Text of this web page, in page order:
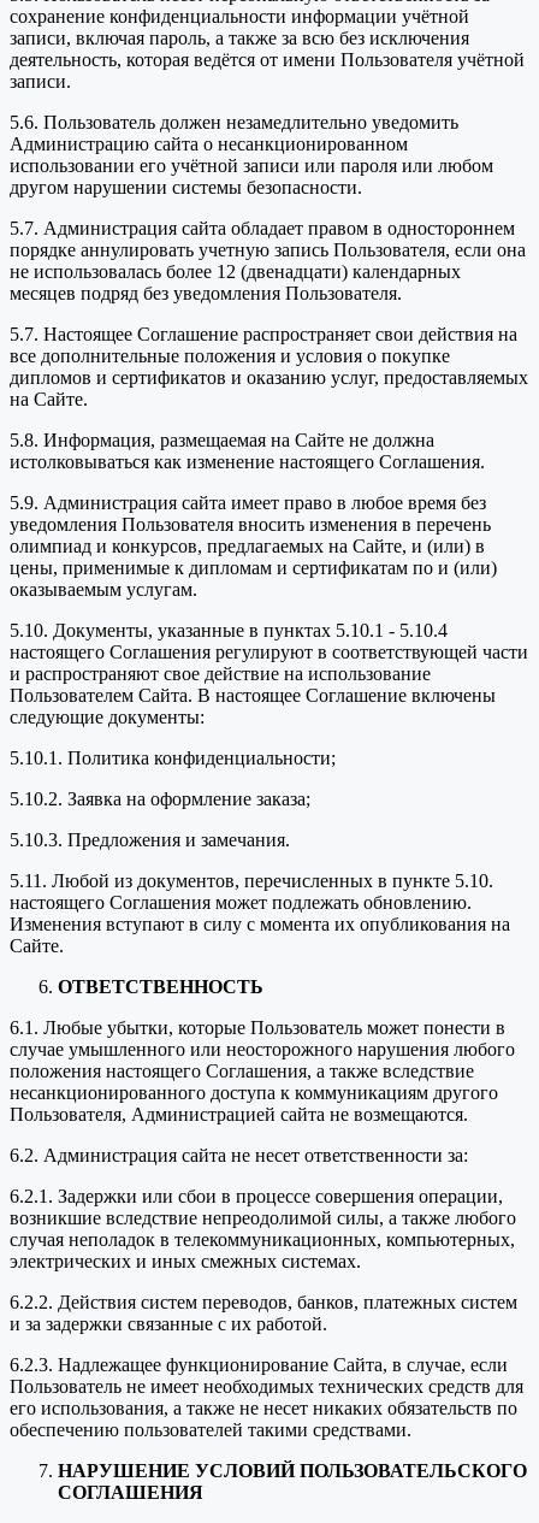
сохранение конфиденциальности информации учётной
записи, включая пароль, а также за всю без исключения
деятельность, которая ведётся от имени Пользователя учётной
записи.
5.6. Пользователь должен незамедлительно уведомить
Администрацию сайта о несанкционированном
использовании его учётной записи или пароля или любом
другом нарушении системы безопасности.
5.7. Администрация сайта обладает правом в одностороннем
порядке аннулировать учетную запись Пользователя, если она
не использовалась более 12 (двенадцати) календарных
месяцев подряд без уведомления Пользователя.
5.7. Настоящее Соглашение распространяет свои действия на
все дополнительные положения и условия о покупке
дипломов и сертификатов и оказанию услуг, предоставляемых
на Сайте.
5.8. Информация, размещаемая на Сайте не должна
истолковываться как изменение настоящего Соглашения.
5.9. Администрация сайта имеет право в любое время без
уведомления Пользователя вносить изменения в перечень
олимпиад и конкурсов, предлагаемых на Сайте, и (или) в
цены, применимые к дипломам и сертификатам по и (или)
оказываемым услугам.
5.10. Документы, указанные в пунктах 5.10.1 - 5.10.4
настоящего Соглашения регулируют в соответствующей части
и распространяют свое действие на использование
Пользователем Сайта. В настоящее Соглашение включены
следующие документы:
5.10.1. Политика конфиденциальности;
5.10.2. Заявка на оформление заказа;
5.10.3. Предложения и замечания.
5.11. Любой из документов, перечисленных в пункте 5.10.
настоящего Соглашения может подлежать обновлению.
Изменения вступают в силу с момента их опубликования на
Сайте.
ОТВЕТСТВЕННОСТЬ
6.1. Любые убытки, которые Пользователь может понести в
случае умышленного или неосторожного нарушения любого
положения настоящего Соглашения, а также вследствие
несанкционированного доступа к коммуникациям другого
Пользователя, Администрацией сайта не возмещаются.
6.2. Администрация сайта не несет ответственности за:
6.2.1. Задержки или сбои в процессе совершения операции,
возникшие вследствие непреодолимой силы, а также любого
случая неполадок в телекоммуникационных, компьютерных,
электрических и иных смежных системах.
6.2.2. Действия систем переводов, банков, платежных систем
и за задержки связанные с их работой.
6.2.3. Надлежащее функционирование Сайта, в случае, если
Пользователь не имеет необходимых технических средств для
его использования, а также не несет никаких обязательств по
обеспечению пользователей такими средствами.
НАРУШЕНИЕ УСЛОВИЙ ПОЛЬЗОВАТЕЛЬСКОГО
СОГЛАШЕНИЯ